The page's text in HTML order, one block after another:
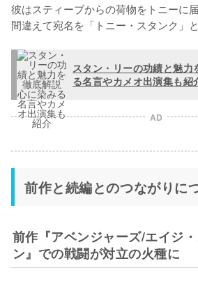
彼はスティーブからの荷物をトニーに
間違えて宛名を「トニー・スタンク」
スタン・リーの功績と魅力
る名言やカメオ出演集も紹
AD
前作と続編とのつながりに
前作『アベンジャーズ/エイジ
ン』での戦闘が対立の火種に